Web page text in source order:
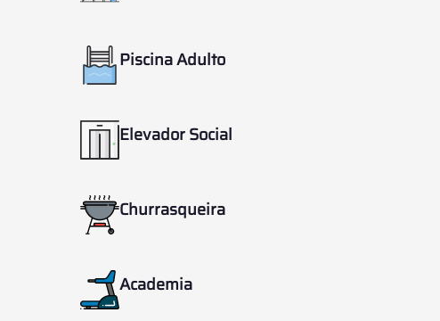
Piscina Adulto
Elevador Social
Churrasqueira
Academia